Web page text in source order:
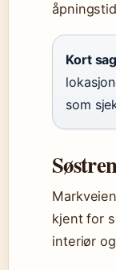
Kort
som
kjent for
interiør